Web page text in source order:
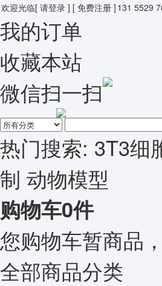
欢迎光临[ 请登录 ] [ 免费注册 ] 131 5529
我的订单
收藏本站
微信扫一扫
热门搜索: 3T3细
制 动物模型
购物车0件
您购物车暂商品
全部商品分类